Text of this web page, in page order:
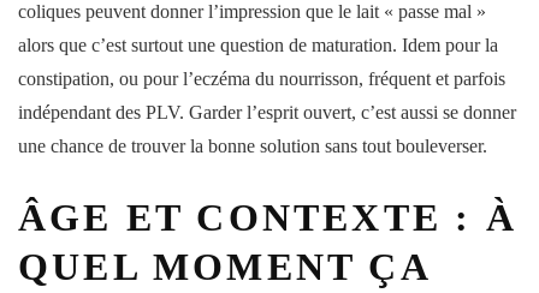
coliques peuvent donner l’impression que le lait « passe mal »
alors que c’est surtout une question de maturation. Idem pour la
constipation, ou pour l’eczéma du nourrisson, fréquent et parfois
indépendant des PLV. Garder l’esprit ouvert, c’est aussi se donner
une chance de trouver la bonne solution sans tout bouleverser.
ÂGE ET CONTEXTE : À
QUEL MOMENT ÇA